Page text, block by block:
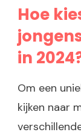
Hoe
in
Om een
kijken naar